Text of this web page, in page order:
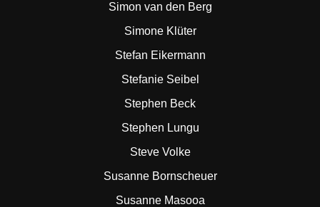
Simon van den Berg
Simone Klüter
Stefan Eikermann
Stefanie Seibel
Stephen Beck
Stephen Lungu
Steve Volke
Susanne Bornscheuer
Susanne Masooa